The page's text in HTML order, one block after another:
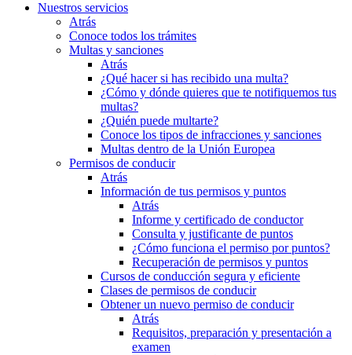
Nuestros servicios
Atrás
Conoce todos los trámites
Multas y sanciones
Atrás
¿Qué hacer si has recibido una multa?
¿Cómo y dónde quieres que te notifiquemos tus
multas?
¿Quién puede multarte?
Conoce los tipos de infracciones y sanciones
Multas dentro de la Unión Europea
Permisos de conducir
Atrás
Información de tus permisos y puntos
Atrás
Informe y certificado de conductor
Consulta y justificante de puntos
¿Cómo funciona el permiso por puntos?
Recuperación de permisos y puntos
Cursos de conducción segura y eficiente
Clases de permisos de conducir
Obtener un nuevo permiso de conducir
Atrás
Requisitos, preparación y presentación a
examen